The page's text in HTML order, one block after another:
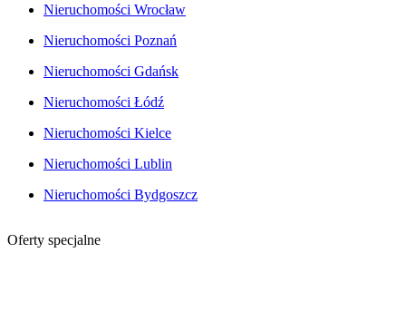
Nieruchomości Wrocław
Nieruchomości Poznań
Nieruchomości Gdańsk
Nieruchomości Łódź
Nieruchomości Kielce
Nieruchomości Lublin
Nieruchomości Bydgoszcz
Oferty specjalne